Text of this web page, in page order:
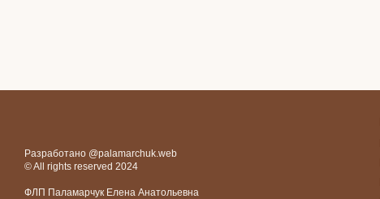
Разработано @palamarchuk.web
© All rights reserved 2024
ФЛП Паламарчук Елена Анатольевна